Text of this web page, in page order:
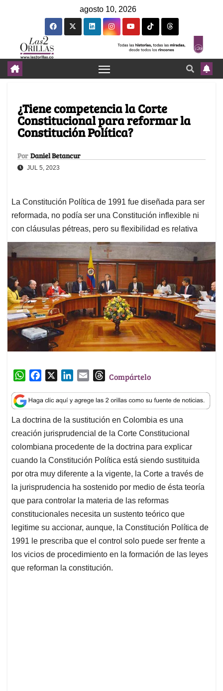
agosto 10, 2026
¿Tiene competencia la Corte
Constitucional para reformar la
Constitución Política?
Por Daniel Betancur
JUL 5, 2023
La Constitución Política de 1991 fue diseñada para ser
reformada, no podía ser una Constitución inflexible ni
con cláusulas pétreas, pero su flexibilidad es relativa
W
a
t
s
A
p
p
c
e
b
o
o
k
n
k
e
d
I
n
a
i
l
T
r
e
a
d
s
Compártelo
La doctrina de la sustitución en Colombia es una
creación jurisprudencial de la Corte Constitucional
colombiana procedente de la doctrina para explicar
cuando la Constitución Política está siendo sustituida
por otra muy diferente a la vigente, la Corte a través de
la jurisprudencia ha sostenido por medio de ésta teoría
que para controlar la materia de las reformas
constitucionales necesita un sustento teórico que
legitime su accionar, aunque, la Constitución Política de
1991 le prescriba que el control solo puede ser frente a
los vicios de procedimiento en la formación de las leyes
que reforman la constitución.